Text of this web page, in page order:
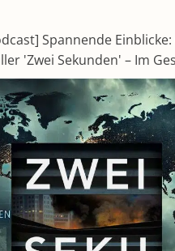
Spannende
'Zwei Sekunden' – Im